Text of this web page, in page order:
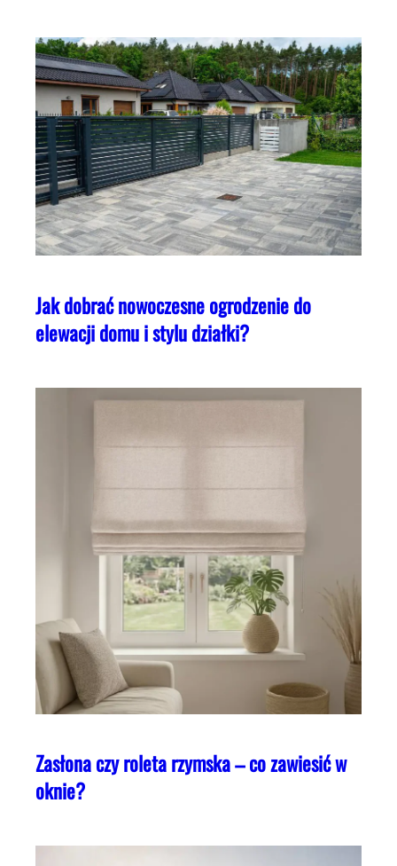
Jak dobrać nowoczesne ogrodzenie do
elewacji domu i stylu działki?
Zasłona czy roleta rzymska – co zawiesić w
oknie?